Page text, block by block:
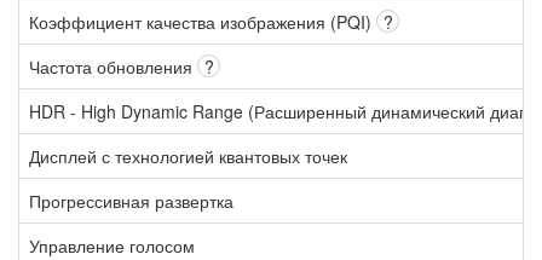
Коэффициент качества изображения (PQI) ?
Частота обновления ?
HDR - High Dynamic Range (Расширенный динамический
Дисплей с технологией квантовых точек
Прогрессивная развертка
Управление голосом